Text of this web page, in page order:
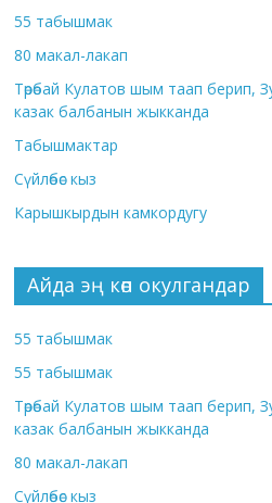
55 табышмак
80 макал-лакап
Төрөбай Кулатов шым таап берип,
казак балбанын жыкканда
Табышмактар
Сүйлөбөс кыз
Карышкырдын камкордугу
Айда эң көп окулгандар
55 табышмак
55 табышмак
Төрөбай Кулатов шым таап берип,
казак балбанын жыкканда
80 макал-лакап
Сүйлөбөс кыз